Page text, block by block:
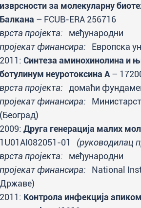
изврсности за молекуларну
Балкана – FCUB-ERA 256716
врста пројекта: међународни
пројекат финансира: Европска
2011: Синтеза аминохинолина и
ботулинум неуротоксина А –
врста пројекта: домаћи
пројекат финансира:
(Београд)
2009: Друга генерација малих
1U01AI082051-01 (руководилац
врста пројекта: међународни
пројекат финансира: National
Државе)
2011: Контрола инфекција